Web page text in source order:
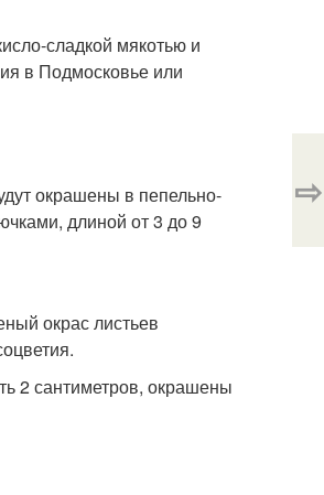
сладкой мякотью и
в Подмосковье или
окрашены в пепельно-
длиной от 3 до 9
окрас листьев
2 сантиметров, окрашены
⇨